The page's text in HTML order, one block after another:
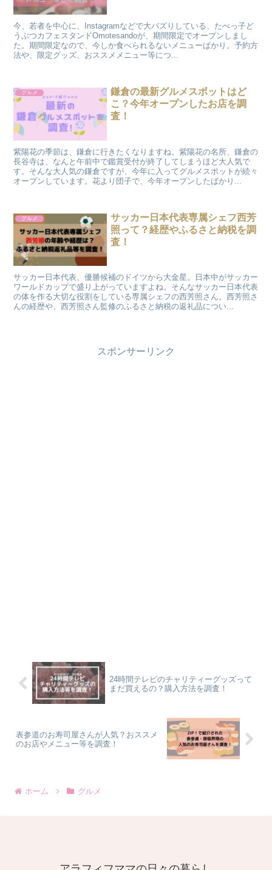
今、若者を中心に、Instagramなどで大バズりしている、たべっ子ど
うぶつカフェスタンドOmotesandoが、期間限定でオープンしまし
た。期間限定なので、今しか食べられるないメニューばかり。予約方
法や、限定グッズ、おススメメニュー等につ...
グルメ
鎌倉の最新グルメスポットはど
こ？今年オープンしたお店を調
査！
紫陽花の季節は、鎌倉に行きたくなりますね。紫陽花の名所、鎌倉の
長谷寺は、なんと午前中で鑑賞受付が終了してしまうほど大人気で
す。そんな大人気の鎌倉ですが、今年に入ってグルメスポットが続々
オープンしています。花より団子で、今年オープンしたばかり...
グルメ
サッカー日本代表専属シェフ西芳
照って？経歴やふるさと納税を調
査！
サッカー日本代表、優勝候補のドイツから大金星。日本中がサッカー
ワールドカップで盛り上がっていますよね。そんなサッカー日本代表
の体を作る大切な役割をしている専属シェフの西芳照さん。西芳照さ
んの経歴や、西芳照さん監修のふるさと納税の返礼品につい...
スポンサーリンク
24時間テレビのチャリティーグッズって
まだ買えるの？購入方法を調査！
表参道のお寿司屋さんが人気？おススメ
のお店やメニュー等を調査！
ホーム グルメ